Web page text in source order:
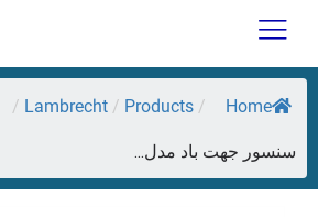
Home
/
Products
/
Lambrecht
/
سنسور جهت باد مدل...